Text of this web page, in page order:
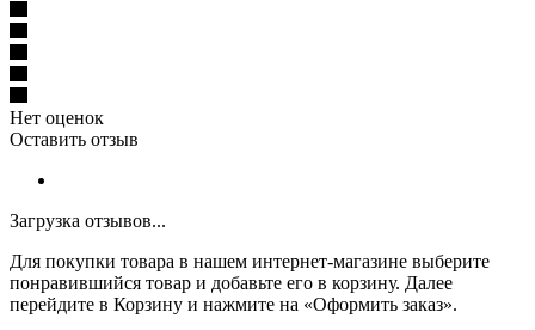
Нет оценок
Оставить отзыв
Загрузка отзывов...
Для покупки товара в нашем интернет-магазине выберите
понравившийся товар и добавьте его в корзину. Далее
перейдите в Корзину и нажмите на «Оформить заказ».